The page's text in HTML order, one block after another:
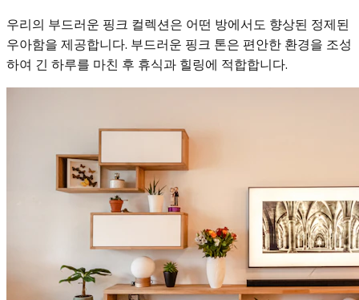
우리의 부드러운 핑크 컬렉션은 어떤 방에서도 향상된 정제된
우아함을 제공합니다. 부드러운 핑크 톤은 편안한 환경을 조성
하여 긴 하루를 마친 후 휴식과 힐링에 적합합니다.